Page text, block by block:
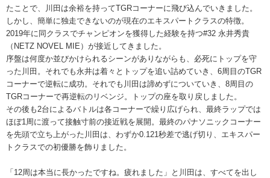
たことで、川田は余裕を持ってTGRコーナーに飛び込んでいきました。
しかし、簡単に独走できないのが現在のエキスパートクラスの特徴。
2019年に同クラスでチャンピオンを獲得した経験を持つ#32 永井秀貴
（NETZ NOVEL MIE）が接近してきました。
序盤は何度か並びかけられるシーンがありながらも、必死にトップを守
った川田。それでも永井は着々とトップを追い詰めていき、6周目のTGR
コーナーで逆転に成功。それでも川田は諦めずについていき、8周目の
TGRコーナーで再逆転のリベンジ。トップの座を取り戻しました。
その後も2台によるバトルは各コーナーで繰り広げられ、最終ラップでは
ほぼ1周に渡って接触寸前の接近戦を展開。最終のパナソニックコーナー
を先頭で立ち上がった川田は、わずか0.121秒差で逃げ切り、エキスパー
トクラスでの初優勝を飾りました。
「12周は本当に長かったですね。疲れました」と川田は、すべてを出し